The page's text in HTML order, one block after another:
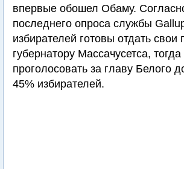
впервые обошел Обаму.
последнего опроса службы
избирателей готовы отдать свои
губернатору Массачусетса, тогда
проголосовать за главу Белого
45% избирателей.